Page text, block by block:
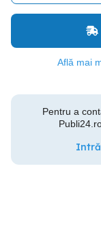
Află mai
Pentru a